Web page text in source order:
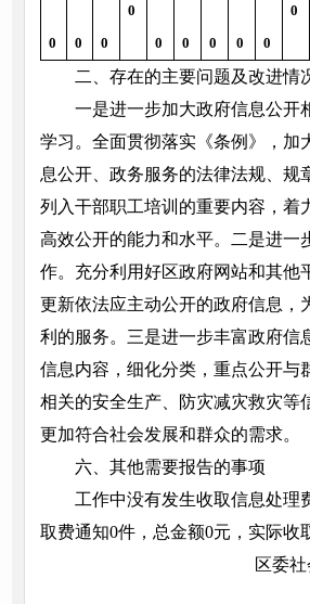
0 0 0
0
0
0 0 0 0
0
二、存在的主要问题及改进情
一是进一步加大政府信息公开
学习。全面贯彻落实《条例》，加
息公开、政务服务的法律法规、规
列入干部职工培训的重要内容，着
高效公开的能力和水平。二是进一
作。充分利用好区政府网站和其他
更新依法应主动公开的政府信息，
利的服务。三是进一步丰富政府信
信息内容，细化分类，重点公开与
相关的安全生产、防灾减灾救灾等
更加符合社会发展和群众的需求。
六、其他需要报告的事项
工作中没有发生收取信息处理
取费通知0件，总金额0元，实际收
区委